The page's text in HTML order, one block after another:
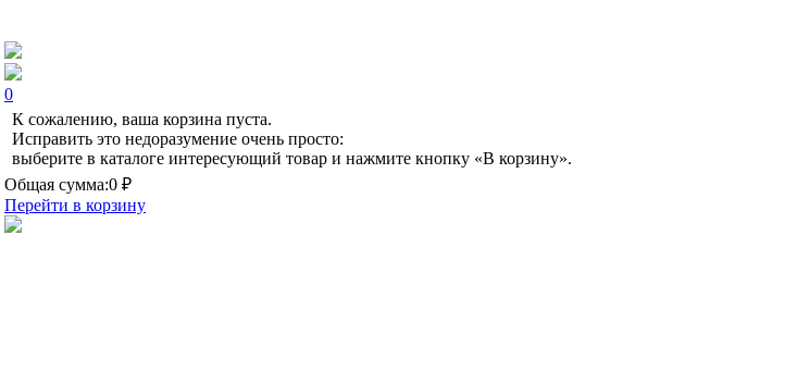
0
К сожалению, ваша корзина пуста.
Исправить это недоразумение очень просто:
выберите в каталоге интересующий товар и нажмите кнопку «В корзину».
Общая сумма:0 ₽
Перейти в корзину